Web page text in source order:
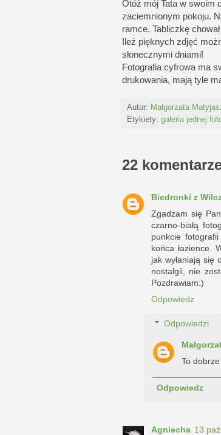
Otóż mój Tata w swoim
zaciemnionym pokoju.
ramce. Tabliczkę
Ileż pięknych zdjęć
słonecznymi dniami!
Fotografia cyfrowa ma
drukowania, mają tyle
Autor: Małgorzata
Etykiety: galeria jednej
22
Biedronki z
Zgadzam się
czarno-białą
punkcie
końca łazience.
jak wyłaniają
nostalgii, nie
Pozdrawiam:)
Odpowiedz
Odpowiedzi
To
Odpowiedz
Agniecha 13